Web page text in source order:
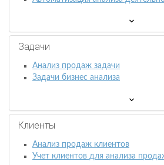
Задачи
Анализ продаж задачи
Задачи бизнес анализа
Клиенты
Анализ продаж клиентов
Учет клиентов для анализа